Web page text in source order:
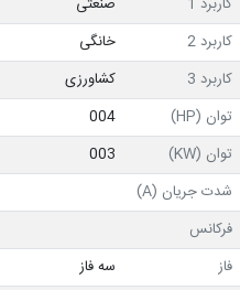
کاربرد 2
خانگی
کاربرد 3
کشاورزی
توان (HP)
004
توان (KW)
003
شدت جریان (A)
فرکانس
فاز
سه فاز